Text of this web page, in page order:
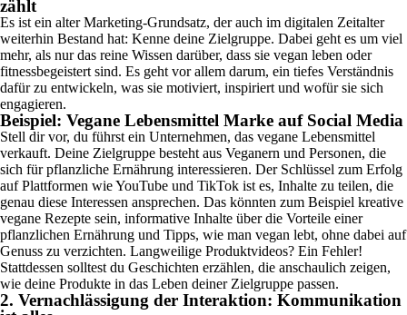
zählt
Es ist ein alter Marketing-Grundsatz, der auch im digitalen Zeitalter
weiterhin Bestand hat: Kenne deine Zielgruppe. Dabei geht es um viel
mehr, als nur das reine Wissen darüber, dass sie vegan leben oder
fitnessbegeistert sind. Es geht vor allem darum, ein tiefes Verständnis
dafür zu entwickeln, was sie motiviert, inspiriert und wofür sie sich
engagieren.
Beispiel: Vegane Lebensmittel Marke auf Social Media
Stell dir vor, du führst ein Unternehmen, das vegane Lebensmittel
verkauft. Deine Zielgruppe besteht aus Veganern und Personen, die
sich für pflanzliche Ernährung interessieren. Der Schlüssel zum Erfolg
auf Plattformen wie YouTube und TikTok ist es, Inhalte zu teilen, die
genau diese Interessen ansprechen. Das könnten zum Beispiel kreative
vegane Rezepte sein, informative Inhalte über die Vorteile einer
pflanzlichen Ernährung und Tipps, wie man vegan lebt, ohne dabei auf
Genuss zu verzichten. Langweilige Produktvideos? Ein Fehler!
Stattdessen solltest du Geschichten erzählen, die anschaulich zeigen,
wie deine Produkte in das Leben deiner Zielgruppe passen.
2. Vernachlässigung der Interaktion: Kommunikation